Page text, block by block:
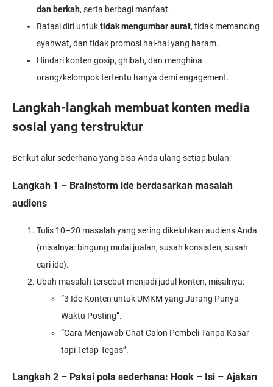
dan berkah, serta berbagi manfaat.
Batasi diri untuktidak mengumbar aurat, tidak memancing
syahwat, dan tidak promosi hal-hal yang haram.
Hindari konten gosip, ghibah, dan menghina
orang/kelompok tertentu hanya demi engagement.
Langkah-langkah membuat konten media
sosial yang terstruktur
Berikut alur sederhana yang bisa Anda ulang setiap bulan:
Langkah 1 – Brainstorm ide berdasarkan masalah
audiens
Tulis 10–20 masalah yang sering dikeluhkan audiens Anda
(misalnya: bingung mulai jualan, susah konsisten, susah
cari ide).
Ubah masalah tersebut menjadi judul konten, misalnya:
“3 Ide Konten untuk UMKM yang Jarang Punya
Waktu Posting”.
“Cara Menjawab Chat Calon Pembeli Tanpa Kasar
tapi Tetap Tegas”.
Langkah 2 – Pakai pola sederhana: Hook – Isi – Ajakan